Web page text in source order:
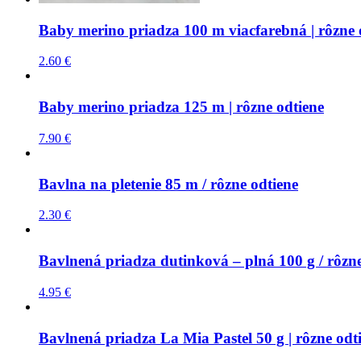
Baby merino priadza 100 m viacfarebná | rôzne
2.60 €
Baby merino priadza 125 m | rôzne odtiene
7.90 €
Bavlna na pletenie 85 m / rôzne odtiene
2.30 €
Bavlnená priadza dutinková – plná 100 g /
4.95 €
Bavlnená priadza La Mia Pastel 50 g | rôzne